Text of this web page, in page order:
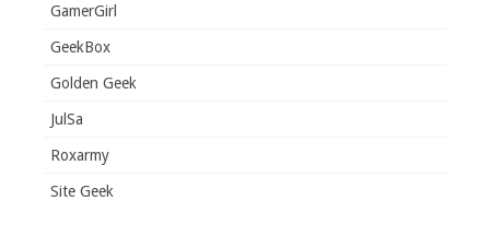
GamerGirl
GeekBox
Golden Geek
JulSa
Roxarmy
Site Geek